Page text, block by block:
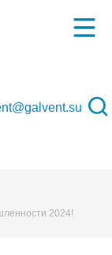
2024!